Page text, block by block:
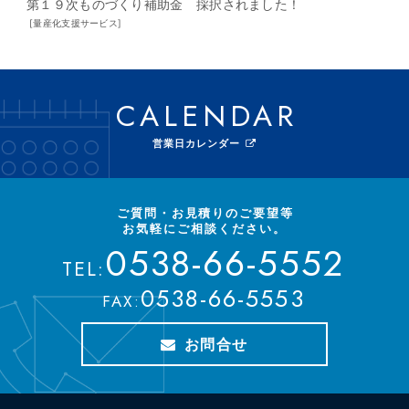
第１９次ものづくり補助金 採択されました！
[量産化支援サービス]
CALENDAR
営業日カレンダー
ご質問・お見積りのご要望等
お気軽にご相談ください。
TEL: 0538-66-5552
FAX:0538-66-5553
お問合せ